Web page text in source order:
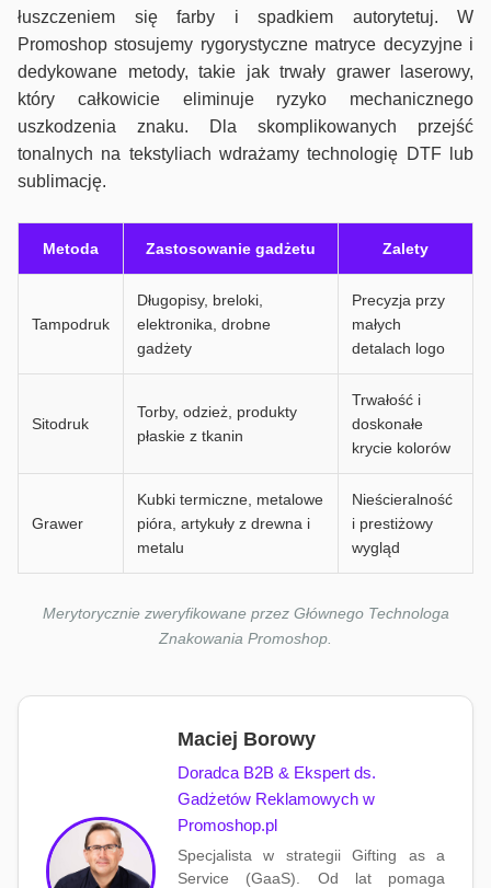
łuszczeniem się farby i spadkiem autorytetuj. W
Promoshop stosujemy rygorystyczne matryce decyzyjne i
dedykowane metody, takie jak trwały grawer laserowy,
który całkowicie eliminuje ryzyko mechanicznego
uszkodzenia znaku. Dla skomplikowanych przejść
tonalnych na tekstyliach wdrażamy technologię DTF lub
sublimację.
Metoda Zastosowanie gadżetu Zalety
Tampodruk
Długopisy, breloki,
elektronika, drobne
gadżety
Precyzja przy
małych
detalach logo
Sitodruk
Torby, odzież, produkty
płaskie z tkanin
Trwałość i
doskonałe
krycie kolorów
Grawer
Kubki termiczne, metalowe
pióra, artykuły z drewna i
metalu
Nieścieralność
i prestiżowy
wygląd
Merytorycznie zweryfikowane przez Głównego Technologa
Znakowania Promoshop.
Maciej Borowy
Doradca B2B & Ekspert ds.
Gadżetów Reklamowych w
Promoshop.pl
Specjalista w strategii Gifting as a
Service (GaaS). Od lat pomaga